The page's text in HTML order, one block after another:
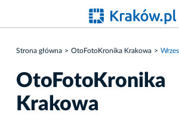
Strona główna OtoFotoKronika Krakowa
OtoFotoKronika
Krakowa